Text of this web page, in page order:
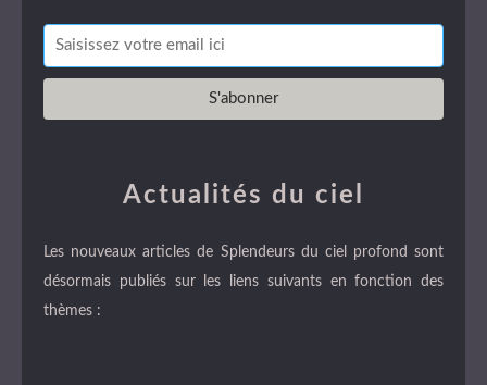
Actualités du ciel
Les nouveaux articles de Splendeurs du ciel profond sont
désormais publiés sur les liens suivants en fonction des
thèmes :